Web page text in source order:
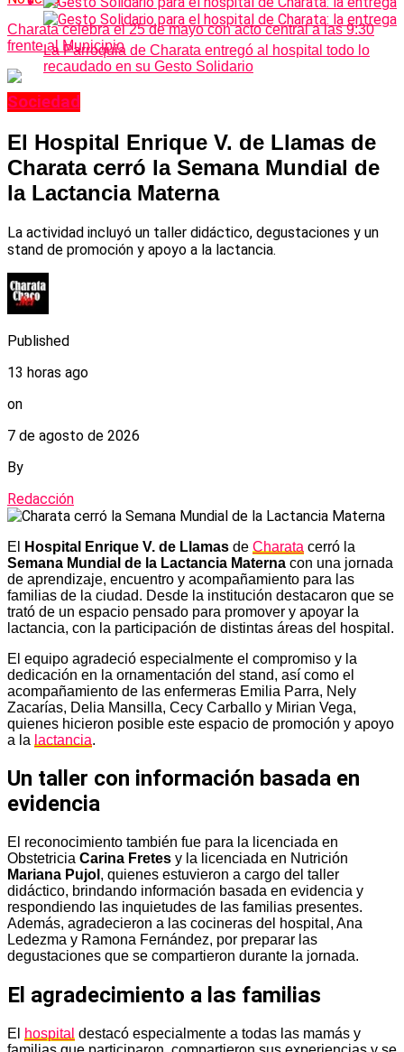
Charata celebra el 25 de mayo con acto central a las 9:30
frente al Municipio
La Parroquia de Charata entregó al hospital todo lo
recaudado en su Gesto Solidario
Sociedad
El Hospital Enrique V. de Llamas de
Charata cerró la Semana Mundial de
la Lactancia Materna
La actividad incluyó un taller didáctico, degustaciones y un
stand de promoción y apoyo a la lactancia.
Published
13 horas ago
on
7 de agosto de 2026
By
Redacción
El Hospital Enrique V. de Llamas de Charata cerró la
Semana Mundial de la Lactancia Materna con una jornada
de aprendizaje, encuentro y acompañamiento para las
familias de la ciudad. Desde la institución destacaron que se
trató de un espacio pensado para promover y apoyar la
lactancia, con la participación de distintas áreas del hospital.
El equipo agradeció especialmente el compromiso y la
dedicación en la ornamentación del stand, así como el
acompañamiento de las enfermeras Emilia Parra, Nely
Zacarías, Delia Mansilla, Cecy Carballo y Mirian Vega,
quienes hicieron posible este espacio de promoción y apoyo
a la lactancia.
Un taller con información basada en
evidencia
El reconocimiento también fue para la licenciada en
Obstetricia Carina Fretes y la licenciada en Nutrición
Mariana Pujol , quienes estuvieron a cargo del taller
didáctico, brindando información basada en evidencia y
respondiendo las inquietudes de las familias presentes.
Además, agradecieron a las cocineras del hospital, Ana
Ledezma y Ramona Fernández, por preparar las
degustaciones que se compartieron durante la jornada.
El agradecimiento a las familias
El hospital destacó especialmente a todas las mamás y